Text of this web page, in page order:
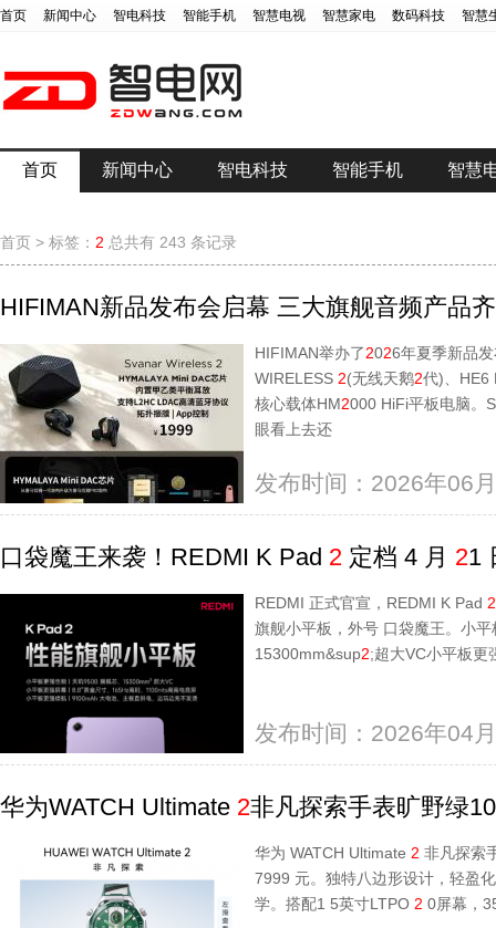
首页 新闻中心 智电科技 智能手机 智慧电视 智慧家电 数码科技 智慧
首页 新闻中心 智电科技 智能手机 智慧
首页 > 标签： 2 总共有 243 条记录
HIFIMAN新品发布会启幕 三大旗舰音频产品
HIFIMAN举办了2026年夏季新品
WIRELESS 2(无线天鹅2代)、HE6
核心载体HM2000 HiFi平板电脑。
眼看上去还
发布时间：2026年06
口袋魔王来袭！REDMI K Pad 2 定档 4 月 21
REDMI 正式官宣，REDMI K Pad 2
旗舰小平板，外号 口袋魔王。小
15300mm&sup2;超大VC小平板更
发布时间：2026年04
华为WATCH Ultimate 2非凡探索手表旷野绿
华为 WATCH Ultimate 2 非凡探索
7999 元。独特八边形设计，轻盈
学。搭配1 5英寸LTPO 2 0屏幕，